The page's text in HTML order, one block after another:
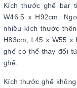
Kích thước ghế bar
W46.5 x H92cm.
nhiều kích thước
H83cm; L45 x W55 x
ghế có thể thay đổi
ghế.
Kích thước ghế